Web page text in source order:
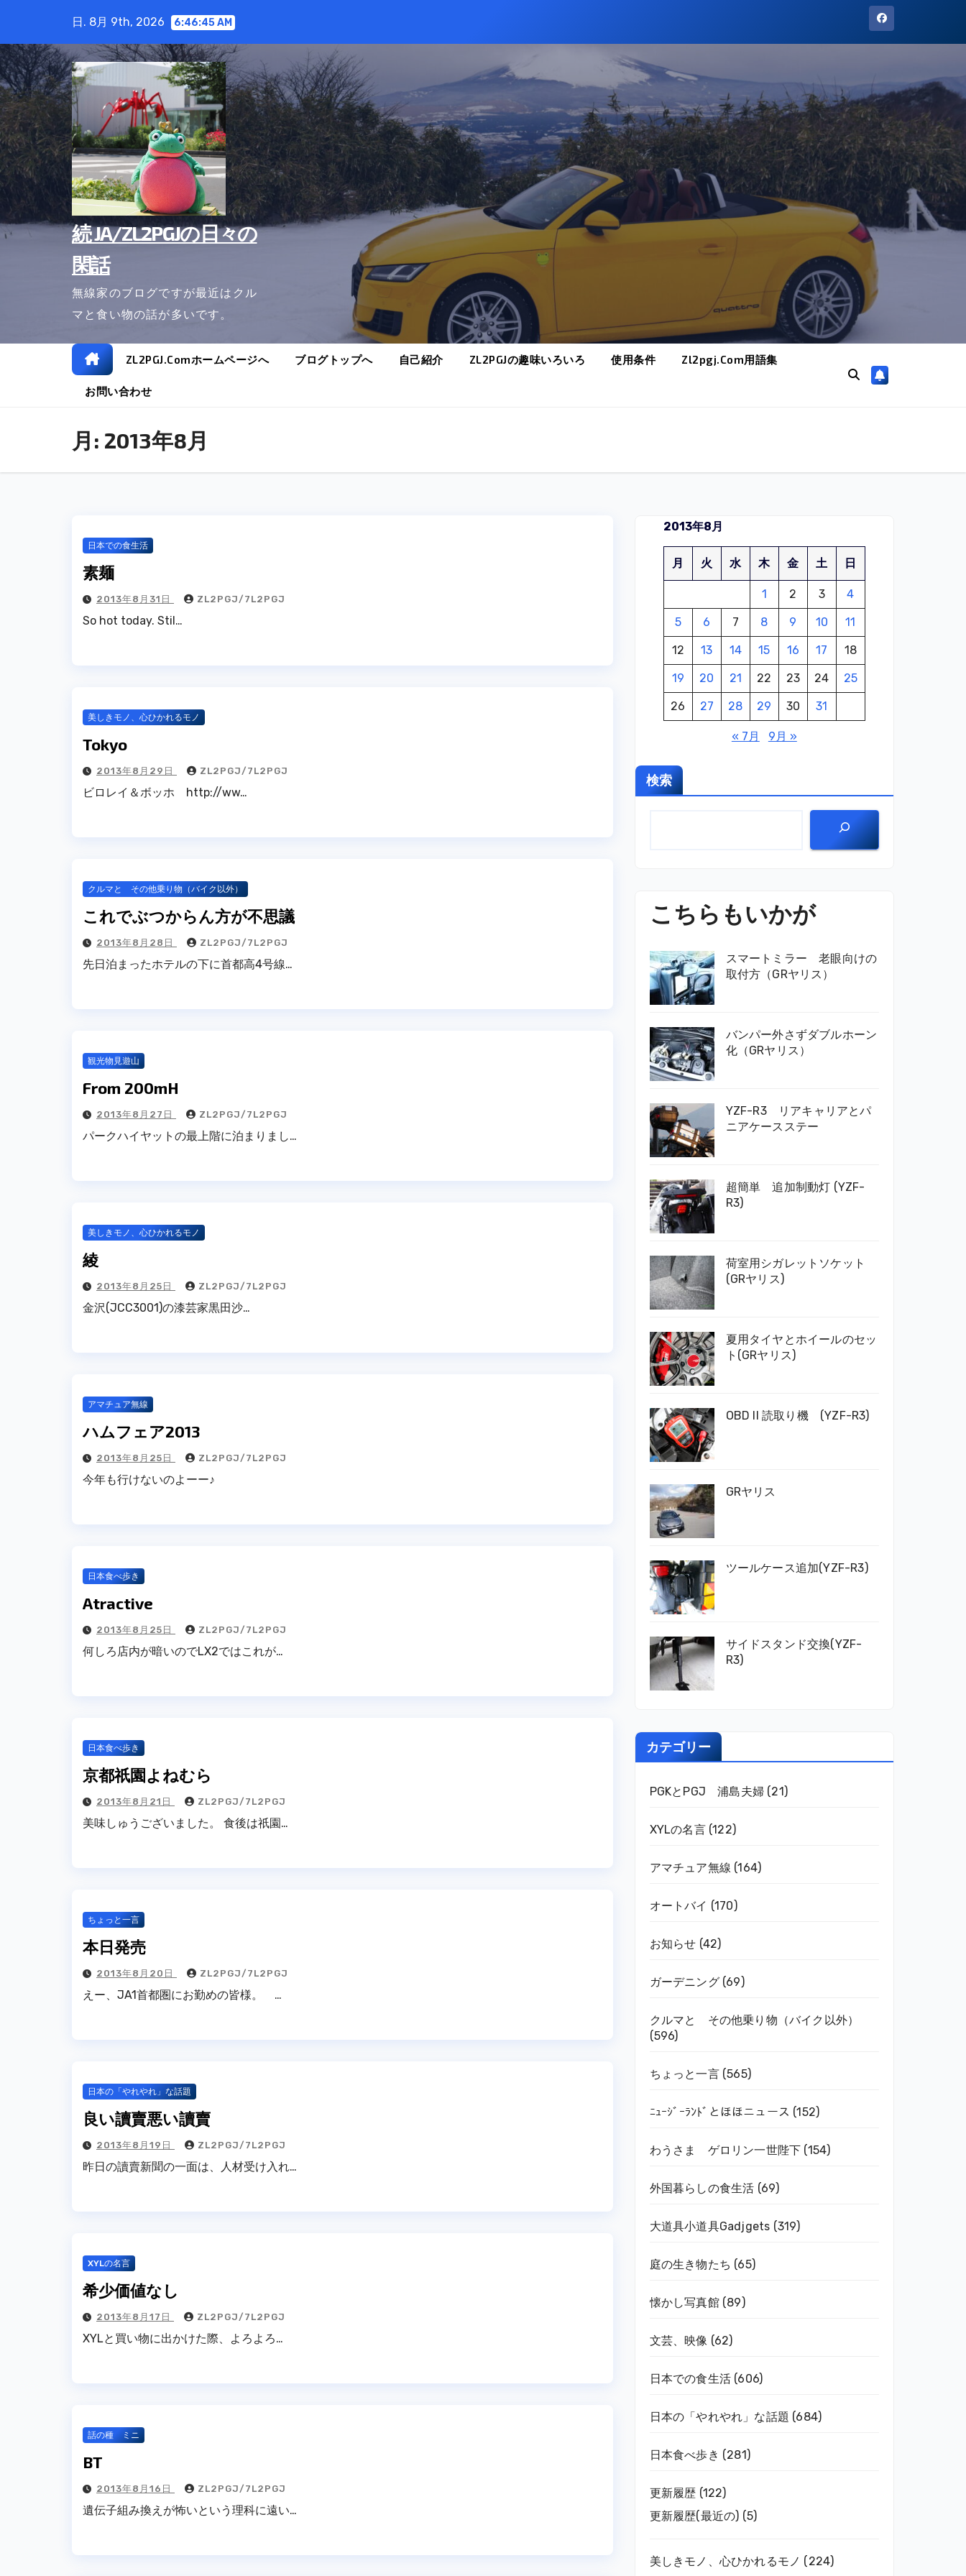
テ
ン
ツ
に
ス
キ
ッ
プ
日. 8月 9th, 2026 6:46:47 AM
続 JA/ZL2PGJの日々の
閑話
無線家のブログですが最近はクル
マと食い物の話が多いです。
ZL2PGJ.comホームページへ ブログトップへ 自己紹介 ZL2PGJの趣味いろいろ 使用条件 Zl2pgj.com用語集
お問い合わせ
月: 2013年8月
日本での食生活
素麺
2013年8月31日 ZL2PGJ/7L2PGJ
So hot today. Stil…
美しきモノ、心ひかれるモノ
Tokyo
2013年8月29日 ZL2PGJ/7L2PGJ
ビロレイ＆ボッホ http://ww…
クルマと その他乗り物（バイク以外）
これでぶつからん方が不思議
2013年8月28日 ZL2PGJ/7L2PGJ
先日泊まったホテルの下に首都高4号線…
観光物見遊山
From 200mH
2013年8月27日 ZL2PGJ/7L2PGJ
パークハイヤットの最上階に泊まりまし…
美しきモノ、心ひかれるモノ
綾
2013年8月25日 ZL2PGJ/7L2PGJ
金沢(JCC3001)の漆芸家黒田沙…
アマチュア無線
ハムフェア2013
2013年8月25日 ZL2PGJ/7L2PGJ
今年も行けないのよーー♪
日本食べ歩き
Atractive
2013年8月25日 ZL2PGJ/7L2PGJ
何しろ店内が暗いのでLX2ではこれが…
日本食べ歩き
京都祇園よねむら
2013年8月21日 ZL2PGJ/7L2PGJ
美味しゅうございました。 食後は祇園…
ちょっと一言
本日発売
2013年8月20日 ZL2PGJ/7L2PGJ
えー、JA1首都圏にお勤めの皆様。 …
日本の「やれやれ」な話題
良い讀賣悪い讀賣
2013年8月19日 ZL2PGJ/7L2PGJ
昨日の讀賣新聞の一面は、人材受け入れ…
XYLの名言
希少価値なし
2013年8月17日 ZL2PGJ/7L2PGJ
XYLと買い物に出かけた際、よろよろ…
話の種 ミニ
BT
2013年8月16日 ZL2PGJ/7L2PGJ
遺伝子組み換えが怖いという理科に遠い…
2013年8月
月 火 水 木 金 土 日
1 2 3 4
5 6 7 8 9 10 11
12 13 14 15 16 17 18
19 20 21 22 23 24 25
26 27 28 29 30 31
« 7月 9月 »
検索
こちらもいかが
スマートミラー 老眼向けの
取付方（GRヤリス）
バンパー外さずダブルホーン
化（GRヤリス）
YZF-R3 リアキャリアとパ
ニアケースステー
超簡単 追加制動灯 (YZF-
R3)
荷室用シガレットソケット
(GRヤリス)
夏用タイヤとホイールのセッ
ト(GRヤリス)
OBD II 読取り機 (YZF-R3)
GRヤリス
ツールケース追加(YZF-R3)
サイドスタンド交換(YZF-
R3)
カテゴリー
PGKとPGJ 浦島夫婦 (21)
XYLの名言(122)
アマチュア無線 (164)
オートバイ (170)
お知らせ (42)
ガーデニング(69)
クルマと その他乗り物（バイク以外）
(596)
ちょっと一言(565)
ﾆｭｰｼﾞｰﾗﾝﾄﾞとほほニュース (152)
わうさま ゲロリン一世陛下 (154)
外国暮らしの食生活 (69)
大道具小道具Gadjgets (319)
庭の生き物たち (65)
懐かし写真館(89)
文芸、映像 (62)
日本での食生活 (606)
日本の「やれやれ」な話題 (684)
日本食べ歩き (281)
更新履歴 (122)
更新履歴(最近の) (5)
美しきモノ、心ひかれるモノ (224)